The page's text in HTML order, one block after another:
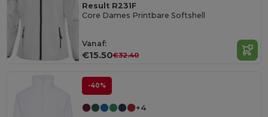
Result R231F
Core Dames Printbare Softshell
Vanaf:
€15.50€32.40
-40%
+4